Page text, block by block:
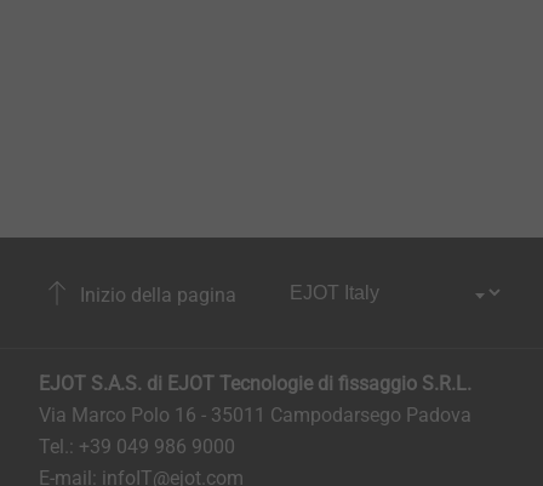
Inizio della pagina
EJOT S.A.S. di EJOT Tecnologie di fissaggio S.R.L.
Via Marco Polo 16 - 35011 Campodarsego Padova
Tel.: +39 049 986 9000
E-mail: infoIT@ejot.com